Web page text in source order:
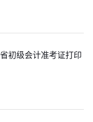
初级会计准考证打印